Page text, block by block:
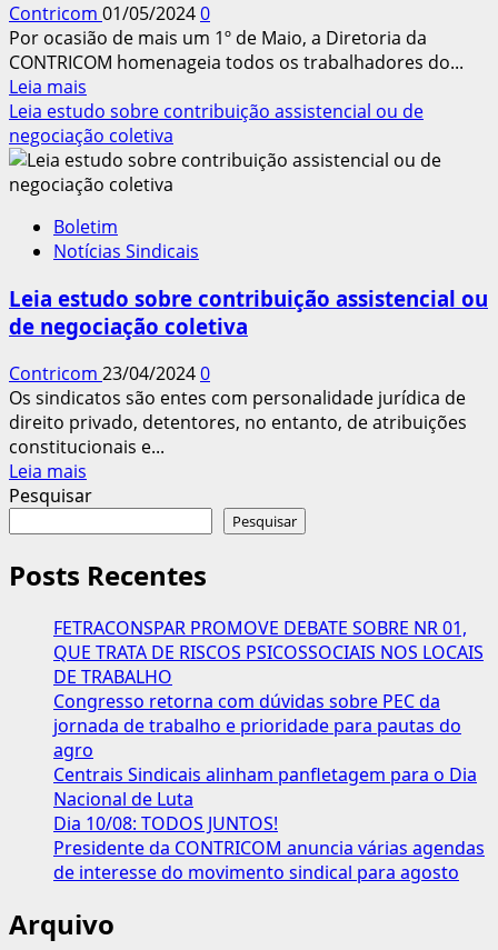
Contricom 01/05/20240
Por ocasião de mais um 1º de Maio, a Diretoria da
CONTRICOM homenageia todos os trabalhadores do...
Leia mais
mais
sobre
CONTRICOM:
TODAS
HOMENAGENS
AOS
DO
BRASIL!
Leia estudo sobre contribuição assistencial ou de
negociação coletiva
Boletim
Notícias Sindicais
Leia estudo sobre contribuição assistencial ou
de negociação coletiva
Contricom 23/04/20240
Os sindicatos são entes com personalidade jurídica de
direito privado, detentores, no entanto, de atribuições
constitucionais e...
Leia mais
mais
estudo
sobre
contribuição
assistencial
ou
de
negociação
coletiva
Pesquisar
Pesquisar
Posts Recentes
FETRACONSPAR PROMOVE DEBATE SOBRE NR 01,
QUE TRATA DE RISCOS PSICOSSOCIAIS NOS LOCAIS
DE TRABALHO
Congresso retorna com dúvidas sobre PEC da
jornada de trabalho e prioridade para pautas do
agro
Centrais Sindicais alinham panfletagem para o Dia
Nacional de Luta
Dia 10/08: TODOS JUNTOS!
Presidente da CONTRICOM anuncia várias agendas
de interesse do movimento sindical para agosto
Arquivo